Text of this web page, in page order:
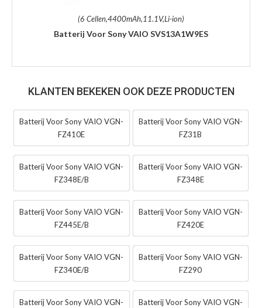
(6 Cellen,4400mAh,11.1V,Li-ion)
Batterij Voor Sony VAIO SVS13A1W9ES
KLANTEN BEKEKEN OOK DEZE PRODUCTEN
Batterij Voor Sony VAIO VGN-
FZ410E
Batterij Voor Sony VAIO VGN-
FZ31B
Batterij Voor Sony VAIO VGN-
FZ348E/B
Batterij Voor Sony VAIO VGN-
FZ348E
Batterij Voor Sony VAIO VGN-
FZ445E/B
Batterij Voor Sony VAIO VGN-
FZ420E
Batterij Voor Sony VAIO VGN-
FZ340E/B
Batterij Voor Sony VAIO VGN-
FZ290
Batterij Voor Sony VAIO VGN-
Batterij Voor Sony VAIO VGN-